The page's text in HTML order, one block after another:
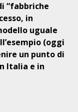
“fabbriche
in
uguale
(oggi
un punto di
Italia e in